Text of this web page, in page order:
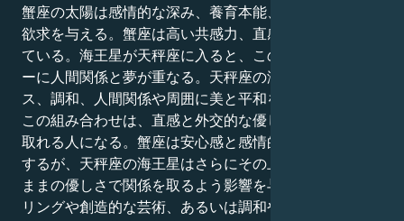
蟹座の太陽は感情的な深み、養育本能、家庭と家族への
欲求を与える。蟹座は高い共感力、直感力、感情を持っ
ている。海王星が天秤座に入ると、この繊細なエネルギ
ーに人間関係と夢が重なる。天秤座の海王星：バラン
ス、調和、人間関係や周囲に美と平和を創り出す願い。
この組み合わせは、直感と外交的な優しさのバランスを
取れる人になる。蟹座は安心感と感情的な愛着を必要と
するが、天秤座の海王星はさらにその上を行き、ありの
ままの優しさで関係を取るよう影響を与える。カウンセ
リングや創造的な芸術、あるいは調和や美的な美しさを